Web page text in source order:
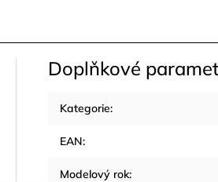
Doplňkové
Kategorie:
EAN:
Modelový rok: